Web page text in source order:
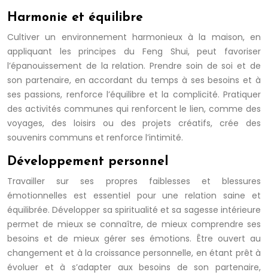
Harmonie et équilibre
Cultiver un environnement harmonieux à la maison, en
appliquant les principes du Feng Shui, peut favoriser
l’épanouissement de la relation. Prendre soin de soi et de
son partenaire, en accordant du temps à ses besoins et à
ses passions, renforce l’équilibre et la complicité. Pratiquer
des activités communes qui renforcent le lien, comme des
voyages, des loisirs ou des projets créatifs, crée des
souvenirs communs et renforce l’intimité.
Développement personnel
Travailler sur ses propres faiblesses et blessures
émotionnelles est essentiel pour une relation saine et
équilibrée. Développer sa spiritualité et sa sagesse intérieure
permet de mieux se connaître, de mieux comprendre ses
besoins et de mieux gérer ses émotions. Être ouvert au
changement et à la croissance personnelle, en étant prêt à
évoluer et à s’adapter aux besoins de son partenaire,